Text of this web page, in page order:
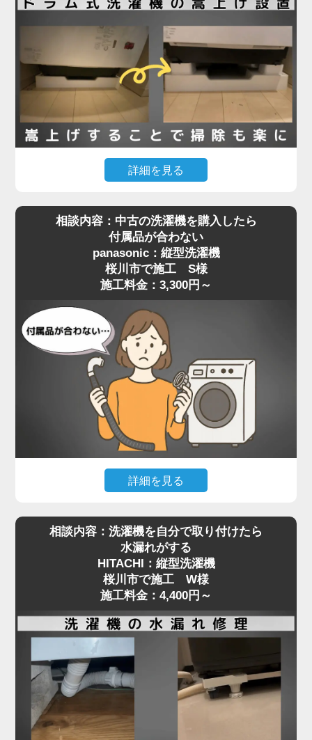
栓金具）が本体と干渉してしまい、奥まで入らず断
念されたとのことでした。
現地確認のうえ、干渉の原因が水栓の出っ張りであ
ることを特定。そこで、出幅の少ない「壁ピタ水
栓」に交換することで、洗濯機がすっきり収まるス
ペースを確保しました。その後、洗濯機を慎重に搬
入・設置し、給水・排水ホースの接続、動作確認ま
で丁寧に対応。施工料金は13,780円～で、機器の扱
いが難しい場所でもしっかりサポートしています。
洗濯機取り付けは「置くだけ」では済まない場合も
多く、ちょっとした配管や水栓の干渉が障害になる
ことがあります。設置でお困りの際は、ぜひ専門業
者へご相談ください。プロの目線で、的確な対応を
ご提案いたします。
詳細を見る
圧洗浄に対応するには、洗濯機を嵩上げしないとい
けない」と管理会社から案内されたものの、「洗濯
機が重すぎて持ち上げられない」というお悩みで、
桜川市でご依頼いただいたK様の施工事例をご紹介
設置されていたのは、Panasonicのドラム式洗濯
機。一般的な縦型と比べて本体が非常に重く、ご自
身で嵩上げ台を取り付けるのは現実的ではありませ
んでした。当店では、専用の工具で熟練のスタッフ
が慎重に本体を持ち上げ、水平を保ったまま嵩上げ
台を正しく設置。わずかな傾きでも動作や振動に影
響が出るため、細部まで調整しながら施工を進めま
施工後は洗濯機の下に空間ができたことで、今後の
配管清掃もスムーズに行える状態に。施工料金は
洗濯機取り付けにおける嵩上げ作業は、重量物の取
り扱いと設置バランスが重要。プロの手による確実
な設置をご希望の方は、ぜひ一度ご相談ください。
安全かつ丁寧に対応いたします。
相談内容：中古の洗濯機を購入したら
付属品が合わない
panasonic：縦型洗濯機
桜川市で施工 S様
施工料金：3,300円～
詳細を見る
で、状態の良い中古の洗濯機を購入される方も増え
ていますが、**実際に設置しようとした際に「付属
品が合わない」といったトラブルも少なくありませ
ん。桜川市で施工をご依頼いただいたS様も、中古
で購入されたPanasonicの縦型洗濯機の取り付けに
お困りでした。
具体的には、給水ホースの形状がご自宅の水栓と合
わず、さらに排水ホースも短くて排水口まで届かな
い状態。当店では、現地の設備に合った専用の給水
ホースをその場で用意し、排水ホースも延長パーツ
で対応。しっかりと固定・接続を行い、動作確認ま
相談内容：洗濯機を自分で取り付けたら
水漏れがする
HITACHI：縦型洗濯機
桜川市で施工 W様
施工料金：4,400円～